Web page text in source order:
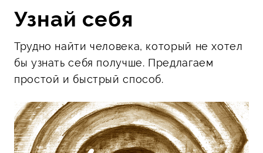
Узнай себя
Трудно найти человека, который не хотел
бы узнать себя получше. Предлагаем
простой и быстрый способ.